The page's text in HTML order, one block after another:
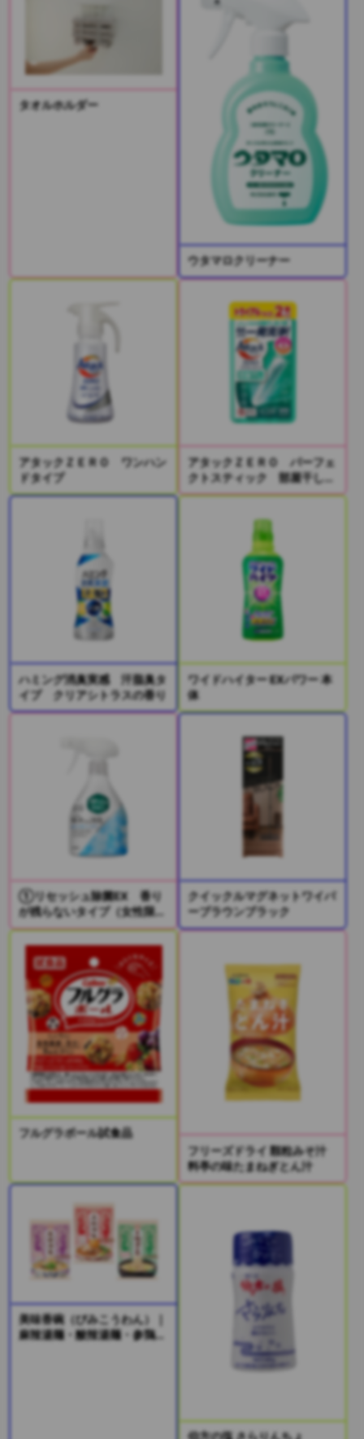
タオルホルダー
ウタマロクリーナー
アタックＺＥＲＯ ワンハン
ドタイプ
アタックＺＥＲＯ パーフェ
クトスティック 部屋干し
２本入り
ハミング消臭実感 汗脂臭タ
イプ クリアシトラスの香り
ワイドハイター EXパワー 本
体
①リセッシュ除菌EX 香り
が残らないタイプ（女性限
定）
②リセッシュ除菌EX デオ
ドラントパワー 香りが残ら
ないタイプ（男性限定）
クイックルマグネットワイパ
ーブラウンブラック
フルグラボール試食品
フリーズドライ 顆粒みそ汁
料亭の味たまねぎとん汁
美味香碗（びみこうわん）｜
麻辣湯麺・酸辣湯麺・参鶏湯